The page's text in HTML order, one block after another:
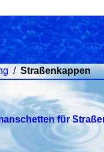
/ Straßenkappen
für